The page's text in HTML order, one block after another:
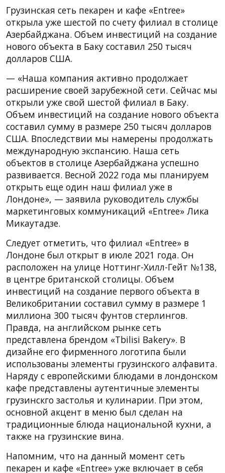
Грузинская сеть пекарен и кафе «Entree»
открыла уже шестой по счету филиал в столице
Азербайджана. Объем инвестиций на создание
нового объекта в Баку составил 250 тысяч
долларов США.
— «Наша компания активно продолжает
расширение своей зарубежной сети. Сейчас мы
открыли уже свой шестой филиал в Баку.
Объем инвестиций на создание нового объекта
составил сумму в размере 250 тысяч долларов
США. Впоследствии мы намерены продолжать
международную экспансию. Наша сеть
объектов в столице Азербайджана успешно
развивается. Весной 2022 года мы планируем
открыть еще один наш филиал уже в
Лондоне», — заявила руководитель службы
маркетинговых коммуникаций «Entree» Лика
Микаутадзе.
Следует отметить, что филиал «Entree» в
Лондоне был открыт в июле 2021 года. Он
расположен на улице Ноттинг-Хилл-Гейт №138,
в центре британской столицы. Объем
инвестиций на создание первого объекта в
Великобритании составил сумму в размере 1
миллиона 300 тысяч фунтов стерлингов.
Правда, на английском рынке сеть
представлена брендом «Tbilisi Bakery». В
дизайне его фирменного логотипа были
использованы элементы грузинского алфавита.
Наряду с европейскими блюдами в лондонском
кафе представлены аутентичные элементы
грузинскго застолья и кулинарии. При этом,
основной акцент в меню был сделан на
традиционные блюда национальной кухни, а
также на грузинские вина.
Напомним, что на данный момент сеть
пекарен и кафе «Entree» уже включает в себя